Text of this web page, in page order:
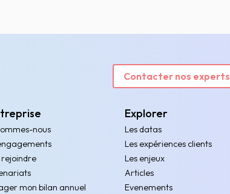
Contacter nos experts
nous
rejoindre
mon bilan annuel
Explorer
Les datas
Les expériences clients
Les enjeux
Articles
Evenements